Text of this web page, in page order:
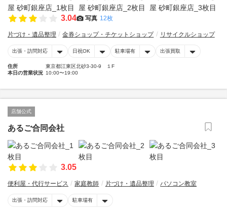
3.04 写真 12枚
片づけ・遺品整理 金券ショップ・チケットショップ リサイクルショップ
出張・訪問対応 日祝OK 駐車場有 出張買取
住所
東京都江東区北砂3-30-9 １F
本日の営業状況 10:00〜19:00
店舗公式
あるご合同会社
3.05
便利屋・代行サービス 家庭教師 片づけ・遺品整理 パソコン教室
出張・訪問対応 駐車場有